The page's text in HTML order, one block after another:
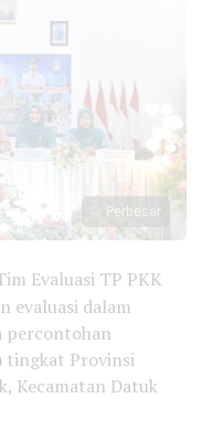
Perbesar
Evaluasi TP PKK
evaluasi dalam
percontohan
tingkat Provinsi
Kecamatan Datuk